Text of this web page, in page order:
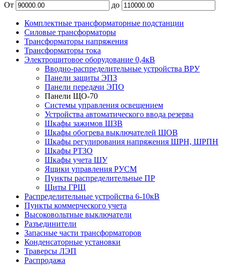
От
до
Комплектные трансформаторные подстанции
Силовые трансформаторы
Трансформаторы напряжения
Трансформаторы тока
Электрощитовое оборудование 0,4кВ
Вводно-распределительные устройства ВРУ
Панели защиты ЭПЗ
Панели передачи ЭПО
Панели ЩО-70
Системы управления освещением
Устройства автоматического ввода резерва
Шкафы зажимов ШЗВ
Шкафы обогрева выключателей ШОВ
Шкафы регулирования напряжения ШРН, ШРПН
Шкафы РТЗО
Шкафы учета ШУ
Ящики управления РУСМ
Пункты распределительные ПР
Щиты ГРЩ
Распределительные устройства 6-10кВ
Пункты коммерческого учета
Высоковольтные выключатели
Разъединители
Запасные части трансформаторов
Конденсаторные установки
Траверсы ЛЭП
Распродажа